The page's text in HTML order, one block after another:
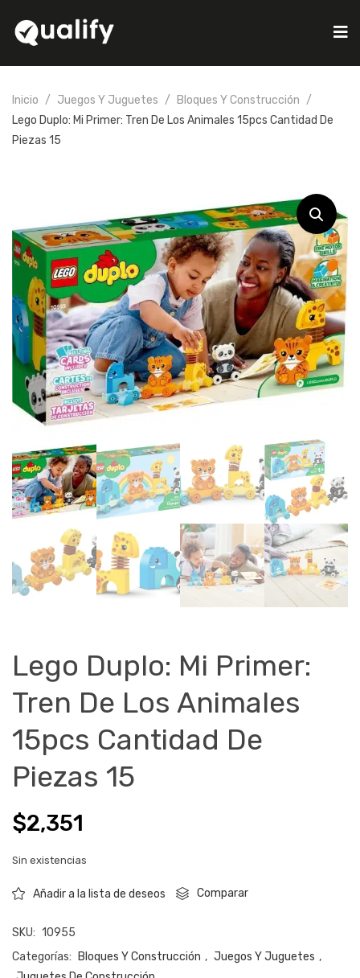
Inicio Juegos Y Juguetes
Bloques Y Construcción
Lego Duplo: Mi Primer: Tren De Los Animales 15pcs Cantidad De
Piezas 15
Lego Duplo: Mi Primer:
Tren De Los Animales
15pcs Cantidad De
Piezas 15
$2,351
Sin existencias
Añadir a la lista de deseos Comparar
SKU: 10955
Categorías: Bloques Y Construcción , Juegos Y Juguetes ,